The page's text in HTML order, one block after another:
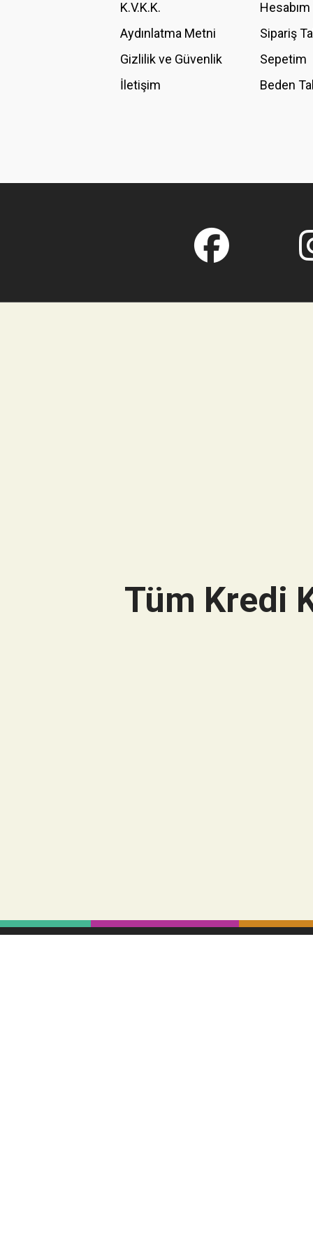
Bu ürüne benzer farklı alternatifler olmalı.
K.V.K.K.
Aydınlatma Metni
Gizlilik ve Güvenlik
İletişim
Hesabım
Sipariş
Sepetim
Beden
Tüm Kredi